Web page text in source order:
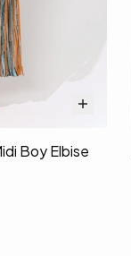
Boy Elbise